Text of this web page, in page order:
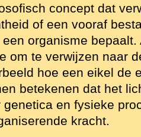
concept dat
of een vooraf
organisme
om te verwijzen naar
hoe een eikel de
betekenen dat het
en fysieke
kracht.